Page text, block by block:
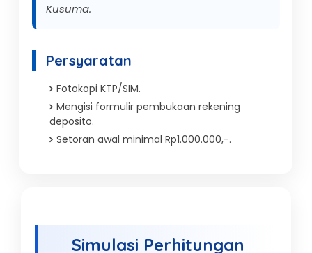
Kusuma.
Persyaratan
Fotokopi KTP/SIM.
Mengisi formulir pembukaan rekening
deposito.
Setoran awal minimal Rp1.000.000,-.
Simulasi Perhitungan